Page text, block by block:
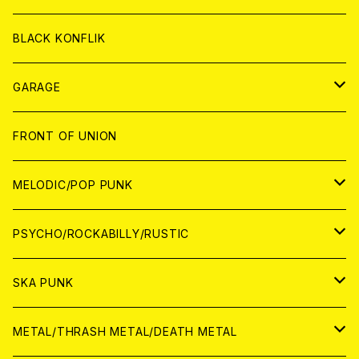
ANALOG
ANALOG
CD
ANALOG
BLACK KONFLIK
GARAGE
JAPAN
アナログ
CD
WORLD
アナログ
CD
FRONT OF UNION
MELODIC/POP PUNK
JAPAN
CD
ANALOG
WORLD
CD
PSYCHO/ROCKABILLY/RUSTIC
JAPAN
CD
WORLD
SKA PUNK
JAPAN
METAL/THRASH METAL/DEATH METAL